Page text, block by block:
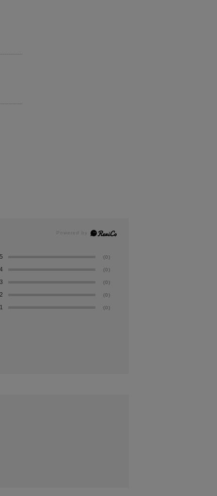
5 (0)
4 (0)
3 (0)
2 (0)
1 (0)